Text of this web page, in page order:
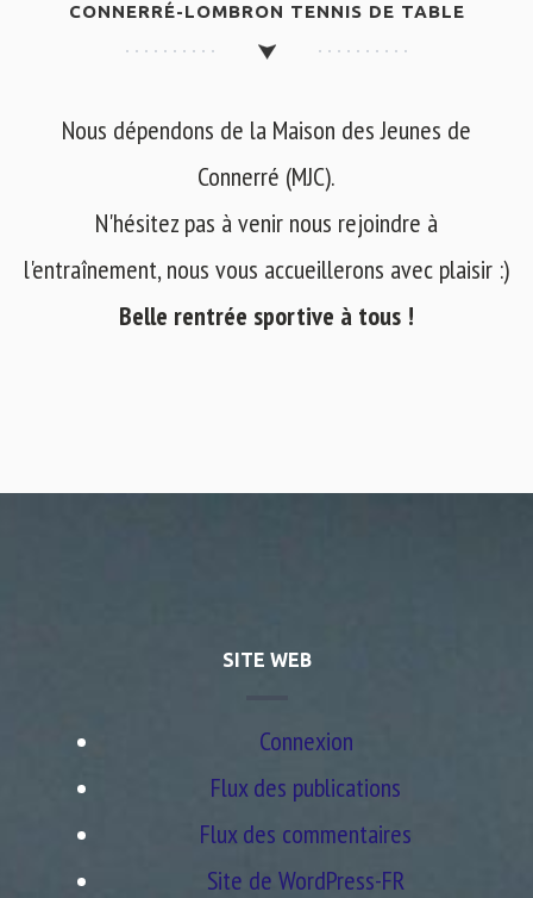
CONNERRÉ-LOMBRON TENNIS DE TABLE
Nous dépendons de la Maison des Jeunes de
Connerré (MJC).
N'hésitez pas à venir nous rejoindre à
l'entraînement, nous vous accueillerons avec plaisir :)
Belle rentrée sportive à tous !
SITE WEB
Connexion
Flux des publications
Flux des commentaires
Site de WordPress-FR